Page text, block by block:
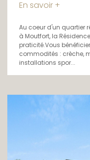
En savoir +
Au coeur d'un quartier
à Moutfort, la
praticité.Vous
commodités : crèche,
installations spor...